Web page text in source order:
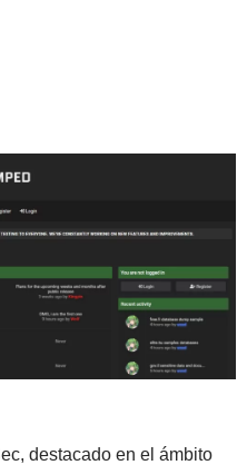
destacado en el ámbito